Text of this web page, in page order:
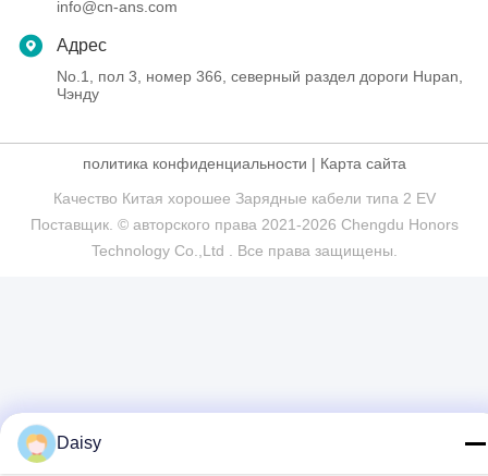
info@cn-ans.com
Адрес
No.1, пол 3, номер 366, северный раздел дороги Hupan,
Чэнду
политика конфиденциальности | Карта сайта
Качество Китая хорошее Зарядные кабели типа 2 EV
Поставщик. © авторского права 2021-2026 Chengdu Honors
Technology Co.,Ltd . Все права защищены.
Daisy